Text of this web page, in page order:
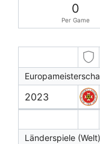
0
Per Game
2023
Länderspiele (Welt)